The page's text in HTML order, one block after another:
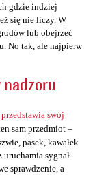
gdzie indziej
się nie liczy. W
lub obejrzeć
No tak, ale najpierw
swój
sam przedmiot –
pasek, kawałek
sygnał
sprawdzenie, a